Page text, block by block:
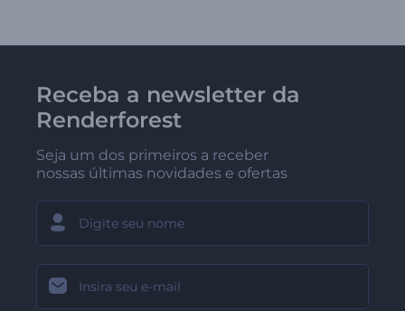
Receba a newsletter da
Renderforest
Seja um dos primeiros a receber
nossas últimas novidades e ofertas